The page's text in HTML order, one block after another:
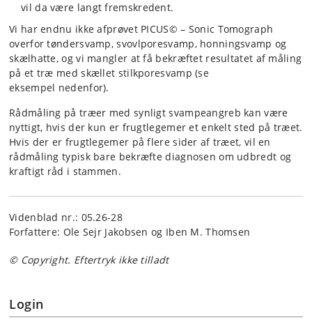
vil da være langt fremskredent.
Vi har endnu ikke afprøvet PICUS© – Sonic Tomograph
overfor tøndersvamp, svovlporesvamp, honningsvamp og
skælhatte, og vi mangler at få bekræftet resultatet af måling
på et træ med skællet stilkporesvamp (se
eksempel nedenfor).
Rådmåling på træer med synligt svampeangreb kan være
nyttigt, hvis der kun er frugtlegemer et enkelt sted på træet.
Hvis der er frugtlegemer på flere sider af træet, vil en
rådmåling typisk bare bekræfte diagnosen om udbredt og
kraftigt råd i stammen.
Videnblad nr.: 05.26-28
Forfattere: Ole Sejr Jakobsen og Iben M. Thomsen
© Copyright. Eftertryk ikke tilladt
Login